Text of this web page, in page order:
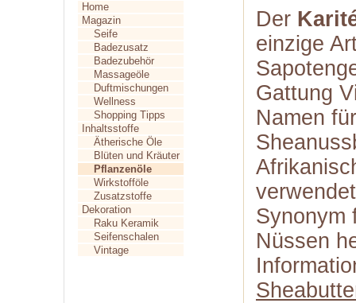
Home
Magazin
Seife
Badezusatz
Badezubehör
Massageöle
Duftmischungen
Wellness
Shopping Tipps
Inhaltsstoffe
Ätherische Öle
Blüten und Kräuter
Pflanzenöle
Wirkstofföle
Zusatzstoffe
Dekoration
Raku Keramik
Seifenschalen
Vintage
Der
einzige
Gattung
Namen
Synonym
Nüssen